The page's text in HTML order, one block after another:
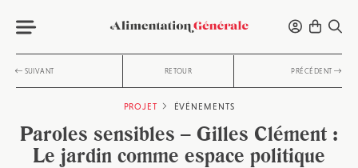
SUIVANT RETOUR PRÉCÉDENT
PROJET ÉVÉNEMENTS
Paroles sensibles – Gilles Clément :
Le jardin comme espace politique